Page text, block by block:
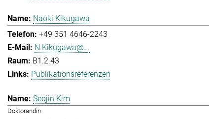
Naoki Kikugawa
+49 351 4646-2243
N.Kikugawa@...
B1.2.43
Publikationsreferenzen
Seojin Kim
Doktorandin